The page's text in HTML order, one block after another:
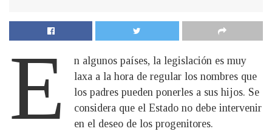
E
n algunos países, la legislación es muy
laxa a la hora de regular los nombres que
los padres pueden ponerles a sus hijos. Se
considera que el Estado no debe intervenir
en el deseo de los progenitores.